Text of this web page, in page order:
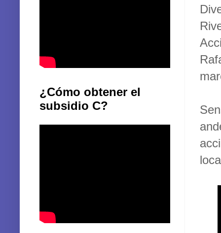
¿Cómo obtener el
subsidio C?